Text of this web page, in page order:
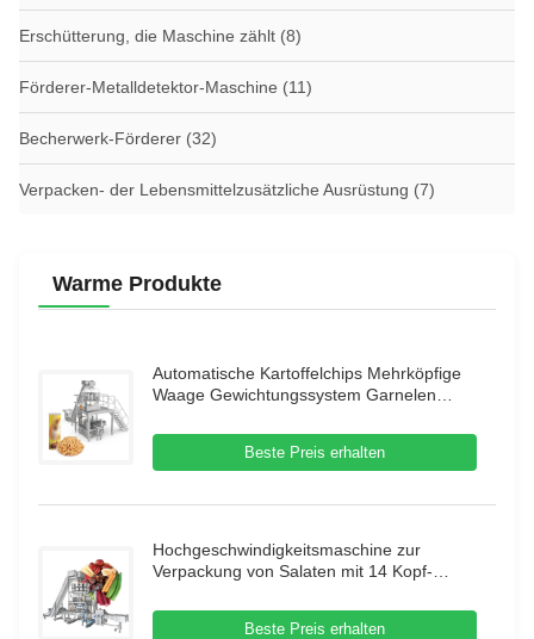
Erschütterung, die Maschine zählt (8)
Förderer-Metalldetektor-Maschine (11)
Becherwerk-Förderer (32)
Verpacken- der Lebensmittelzusätzliche Ausrüstung (7)
Warme Produkte
Automatische Kartoffelchips Mehrköpfige
Waage Gewichtungssystem Garnelen
Food Granule Verpackungsmaschine
Beste Preis erhalten
Hochgeschwindigkeitsmaschine zur
Verpackung von Salaten mit 14 Kopf-
von getrockneten Früchten
Beste Preis erhalten